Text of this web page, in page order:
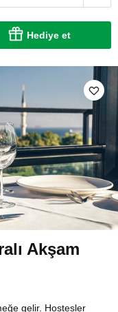
Hediye et
Akşam
gelir. Hostesler